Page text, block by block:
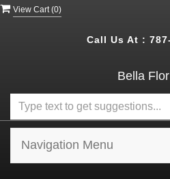
View Cart (0)
Call Us At :
Bella
Navigation Menu